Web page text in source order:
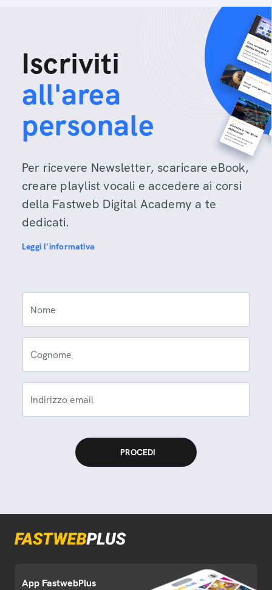
Iscriviti
all'area
personale
Per ricevere Newsletter, scaricare eBook,
creare playlist vocali e accedere ai corsi
della Fastweb Digital Academy a te
dedicati.
Leggi l'informativa
Nome
Cognome
Indirizzo email
App FastwebPlus